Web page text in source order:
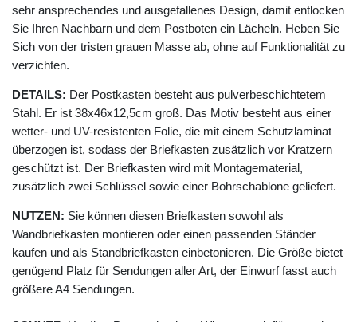
sehr ansprechendes und ausgefallenes Design, damit entlocken
Sie Ihren Nachbarn und dem Postboten ein Lächeln. Heben Sie
Sich von der tristen grauen Masse ab, ohne auf Funktionalität zu
verzichten.
DETAILS: Der Postkasten besteht aus pulverbeschichtetem
Stahl. Er ist 38x46x12,5cm groß. Das Motiv besteht aus einer
wetter- und UV-resistenten Folie, die mit einem Schutzlaminat
überzogen ist, sodass der Briefkasten zusätzlich vor Kratzern
geschützt ist. Der Briefkasten wird mit Montagematerial,
zusätzlich zwei Schlüssel sowie einer Bohrschablone geliefert.
NUTZEN: Sie können diesen Briefkasten sowohl als
Wandbriefkasten montieren oder einen passenden Ständer
kaufen und als Standbriefkasten einbetonieren. Die Größe bietet
genügend Platz für Sendungen aller Art, der Einwurf fasst auch
größere A4 Sendungen.